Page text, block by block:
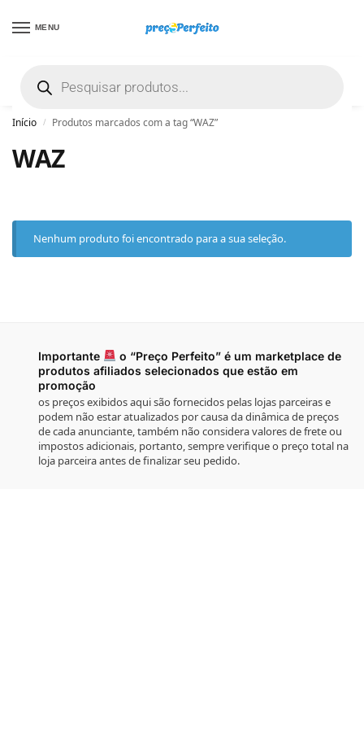
MENU
Início / Produtos marcados com a tag “WAZ”
WAZ
Nenhum produto foi encontrado para a sua seleção.
Importante
o “Preço Perfeito” é um marketplace de
produtos afiliados selecionados que estão em
promoção
os preços exibidos aqui são fornecidos pelas lojas parceiras e
podem não estar atualizados por causa da dinâmica de preços
de cada anunciante, também não considera valores de frete ou
impostos adicionais, portanto, sempre verifique o preço total na
loja parceira antes de finalizar seu pedido.